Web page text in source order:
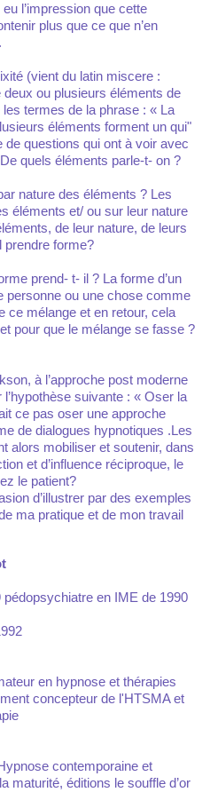
l’impression que cette
plus que ce que n’en
(vient du latin miscere :
ou plusieurs éléments de
les termes de la phrase : « La
éléments forment un qui"
de questions qui ont à voir avec
quels éléments parle-t- on ?
nature des éléments ? Les
éléments et/ ou sur leur nature
de leur nature, de leurs
prendre forme?
prend- t- il ? La forme d’un
personne ou une chose comme
ce mélange et en retour, cela
pour que le mélange se fasse ?
à l’approche post moderne
suivante : « Oser la
ce pas oser une approche
de dialogues hypnotiques .Les
alors mobiliser et soutenir, dans
et d’influence réciproque, le
le patient?
d’illustrer par des exemples
ma pratique et de mon travail
en IME de 1990
en hypnose et thérapies
concepteur de l'HTSMA et
contemporaine et
maturité, éditions le souffle d’or